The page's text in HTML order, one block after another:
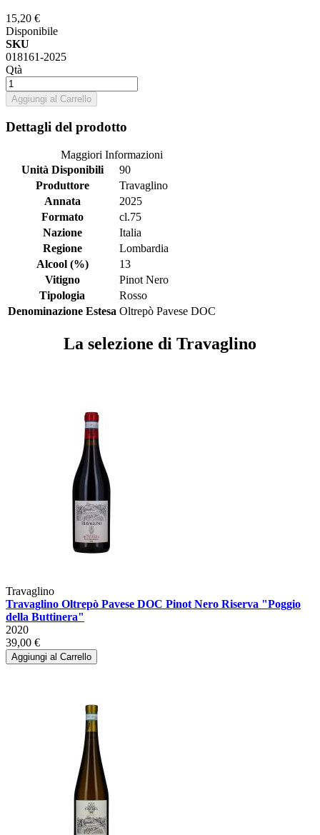
15,20 €
Disponibile
SKU
018161-2025
Qtà
Aggiungi al Carrello
Dettagli del prodotto
Maggiori Informazioni
Unità Disponibili
90
Produttore
Travaglino
Annata
2025
Formato
cl.75
Nazione
Italia
Regione
Lombardia
Alcool (%)
13
Vitigno
Pinot Nero
Tipologia
Rosso
Denominazione Estesa Oltrepò Pavese DOC
La selezione di Travaglino
Travaglino
Travaglino Oltrepò Pavese DOC Pinot Nero Riserva "Poggio
della Buttinera"
2020
39,00 €
Aggiungi al Carrello